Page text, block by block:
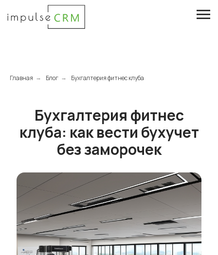
Главная → Блог → Бухгалтерия фитнес клуба
Бухгалтерия фитнес
клуба: как вести бухучет
без заморочек